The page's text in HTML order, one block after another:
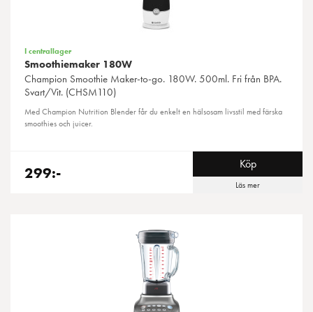
I centrallager
Smoothiemaker 180W
Champion Smoothie Maker-to-go. 180W. 500ml. Fri från BPA.
Svart/Vit. (CHSM110)
Med Champion Nutrition Blender får du enkelt en hälsosam livsstil med färska
smoothies och juicer.
299:- Köp
Läs mer